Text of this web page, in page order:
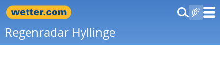
Regenradar Hyllinge